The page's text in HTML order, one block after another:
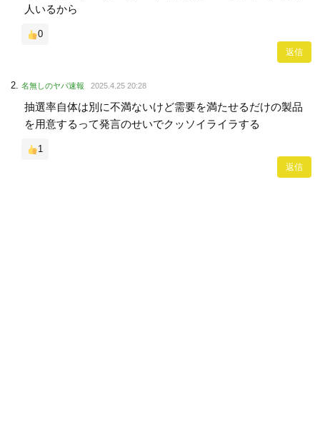
人いるから
0
返信
名無しのヤバ速報 2025.4.25 20:28
抽選率自体は別に不満ないけど需要を満たせるだけの製品
を用意するって発言のせいでクッソイライラする
1
返信